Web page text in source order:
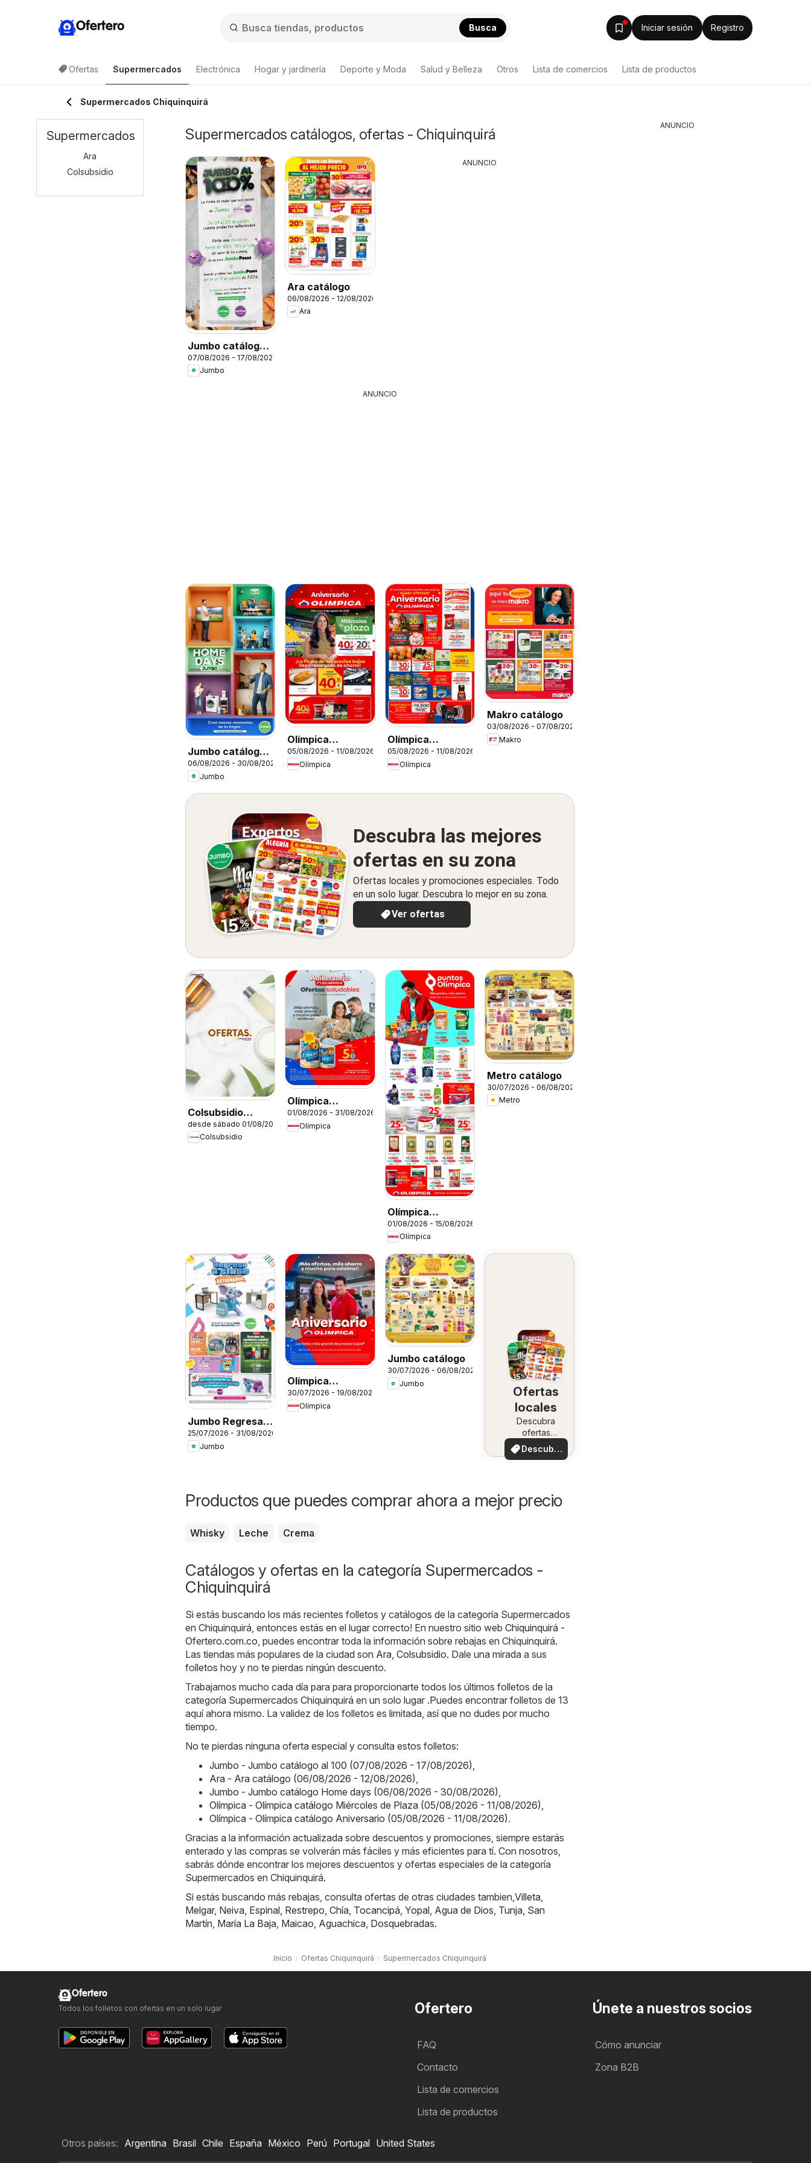
Ofertero Busca Iniciar sesión Registro
Ofertas Supermercados Electrónica Hogar y jardinería Deporte y Moda Salud y Belleza Otros Lista de comercios Lista de productos
Supermercados Chiquinquirá
Supermercados catálogos, ofertas - Chiquinquirá
Jumbo catálogo
al 100
07/08/2026 - 17/08/2026
Jumbo
Ara catálogo
06/08/2026 - 12/08/2026
Ara
ANUNCIO
ANUNCIO
Jumbo catálogo
Home days
06/08/2026 - 30/08/2026
Jumbo
Olímpica
catálogo
Miércoles de
05/08/2026 - 11/08/2026
Olímpica
Olímpica
catálogo
Aniversario
05/08/2026 - 11/08/2026
Olímpica
Makro catálogo
03/08/2026 - 07/08/2026
Makro
Descubra las mejores
ofertas en su zona
Ofertas locales y promociones especiales. Todo
en un solo lugar. Descubra lo mejor en su zona.
Ver ofertas
Colsubsidio
catálogo
desde sábado 01/08/2026
Colsubsidio
Olímpica
catálogo
01/08/2026 - 31/08/2026
Olímpica
Olímpica
catálogo Más
puntos, más
ahorro
01/08/2026 - 15/08/2026
Olímpica
Metro catálogo
30/07/2026 - 06/08/2026
Metro
Jumbo Regresa a
clase
25/07/2026 - 31/08/2026
Jumbo
Olímpica
Aniversario
Ofertas textil y
30/07/2026 - 19/08/2026
Olímpica
Jumbo catálogo
30/07/2026 - 06/08/2026
Jumbo
Ofertas
locales
Descubra
ofertas
especiales
Descubre
ofertas
Productos que puedes comprar ahora a mejor precio
Whisky Leche Crema
Catálogos y ofertas en la categoría Supermercados -
Chiquinquirá
Si estás buscando los más recientes folletos y catálogos de la categoría Supermercados
en Chiquinquirá, entonces estás en el lugar correcto! En nuestro sitio web Chiquinquirá -
Ofertero.com.co, puedes encontrar toda la información sobre rebajas en Chiquinquirá.
Las tiendas más populares de la ciudad son Ara, Colsubsidio. Dale una mirada a sus
folletos hoy y no te pierdas ningún descuento.
Trabajamos mucho cada día para para proporcionarte todos los últimos folletos de la
categoría Supermercados Chiquinquirá en un solo lugar .Puedes encontrar folletos de 13
aquí ahora mismo. La validez de los folletos es limitada, así que no dudes por mucho
tiempo.
No te pierdas ninguna oferta especial y consulta estos folletos:
Jumbo - Jumbo catálogo al 100 (07/08/2026 - 17/08/2026),
Ara - Ara catálogo (06/08/2026 - 12/08/2026),
Jumbo - Jumbo catálogo Home days (06/08/2026 - 30/08/2026),
Olímpica - Olímpica catálogo Miércoles de Plaza (05/08/2026 - 11/08/2026),
Olímpica - Olímpica catálogo Aniversario (05/08/2026 - 11/08/2026).
Gracias a la información actualizada sobre descuentos y promociones, siempre estarás
enterado y las compras se volverán más fáciles y más eficientes para tí. Con nosotros,
sabrás dónde encontrar los mejores descuentos y ofertas especiales de la categoría
Supermercados en Chiquinquirá.
Si estás buscando más rebajas, consulta ofertas de otras ciudades tambien,Villeta,
Melgar, Neiva, Espinal, Restrepo, Chía, Tocancipá, Yopal, Agua de Dios, Tunja, San
Martín, María La Baja, Maicao, Aguachica, Dosquebradas.
Inicio Ofertas Chiquinquirá Supermercados Chiquinquirá
Supermercados
Ara
Colsubsidio
ANUNCIO
Ofertero
FAQ
Contacto
Lista de comercios
Lista de productos
Únete a nuestros socios
Cómo anunciar
Zona B2B
Ofertero
Todos los folletos con ofertas en un solo lugar
Otros países: Argentina Brasil Chile España México Perú Portugal United States